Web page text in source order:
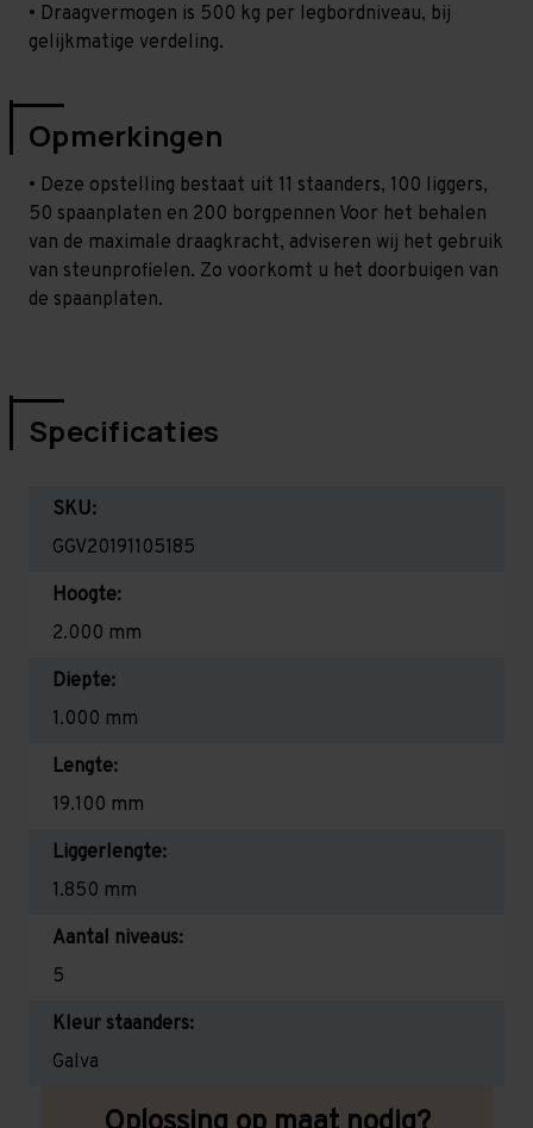
• Draagvermogen is 500 kg per legbordniveau, bij
gelijkmatige verdeling.
Opmerkingen
• Deze opstelling bestaat uit 11 staanders, 100 liggers,
50 spaanplaten en 200 borgpennen Voor het behalen
van de maximale draagkracht, adviseren wij het gebruik
van steunprofielen. Zo voorkomt u het doorbuigen van
de spaanplaten.
Specificaties
SKU:
GGV20191105185
Hoogte:
2.000 mm
Diepte:
1.000 mm
Lengte:
19.100 mm
Liggerlengte:
1.850 mm
Aantal niveaus:
5
Kleur staanders:
Galva